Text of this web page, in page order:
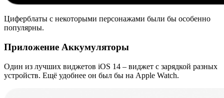
Циферблаты с некоторыми персонажами были бы особенно
популярны.
Приложение Аккумуляторы
Один из лучших виджетов iOS 14 – виджет с зарядкой разных
устройств. Ещё удобнее он был бы на Apple Watch.